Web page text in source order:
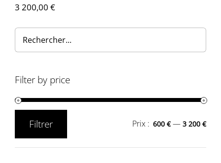
3 200,00 €
Filter by price
Filtrer Prix : 600 €—3 200 €